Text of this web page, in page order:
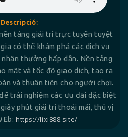
Descripció:
tảng giải trí trực tuyến tuyệt
có thể khám phá các dịch vụ
thưởng hấp dẫn. Nền tảng
mật và tốc độ giao dịch, tạo ra
và thuận tiện cho người chơi.
trải nghiệm các ưu đãi đặc biệt
phút giải trí thoải mái, thú vị
https://lixi888.site/